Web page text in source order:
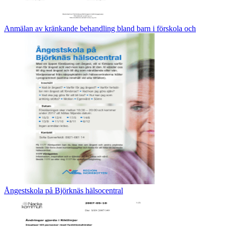
Anmälan av kränkande behandling bland barn i förskola och
Ångestskola på Björknäs hälsocentral